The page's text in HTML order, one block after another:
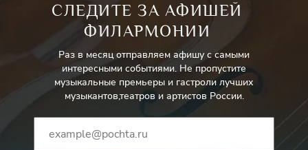
СЛЕДИТЕ ЗА АФИШЕЙ
ФИЛАРМОНИИ
Раз в месяц отправляем афишу с самыми
интересными событиями. Не пропустите
музыкальные премьеры и гастроли лучших
музыкантов,театров и артистов России.